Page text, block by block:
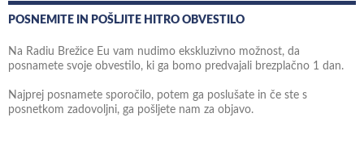
POSNEMITE IN POŠLJITE HITRO OBVESTILO
Na Radiu Brežice Eu vam nudimo ekskluzivno možnost, da
posnamete svoje obvestilo, ki ga bomo predvajali brezplačno 1 dan.
Najprej posnamete sporočilo, potem ga poslušate in če ste s
posnetkom zadovoljni, ga pošljete nam za objavo.